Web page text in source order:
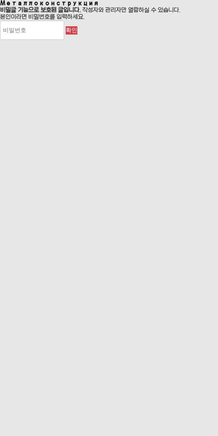
Металлоконструкция
비밀글 기능으로 보호된 글입니다. 작성자와 관리자만 열람하실 수 있습니다.
본인이라면 비밀번호를 입력하세요.